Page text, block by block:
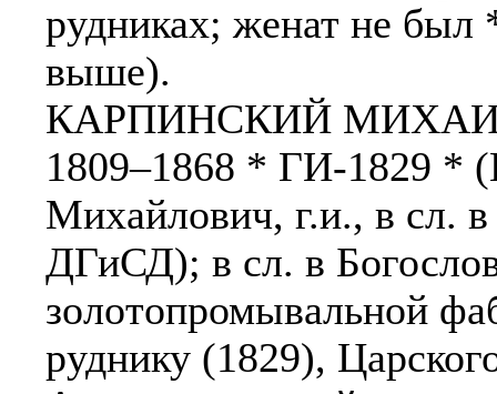
рудниках; женат не
выше).
КАРПИНСКИЙ
1809–1868 * ГИ-1829 *
Михайлович, г.и., в сл.
ДГиСД); в сл. в
золотопромывальной
руднику (1829),